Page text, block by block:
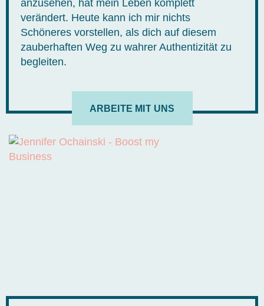
anzusehen, hat mein Leben komplett
verändert. Heute kann ich mir nichts
Schöneres vorstellen, als dich auf diesem
zauberhaften Weg zu wahrer Authentizität zu
begleiten.
ARBEITE MIT UNS